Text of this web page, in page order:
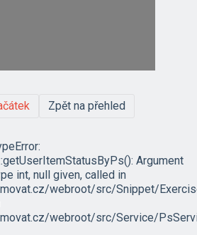
Zpět na přehled
Argument
int, null given, called in
webroot/src/Snippet/
webroot/src/Service/